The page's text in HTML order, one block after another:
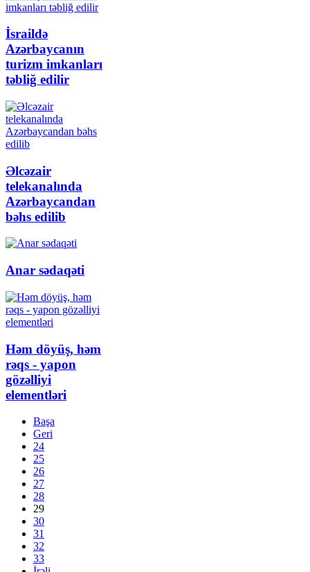
İsraildə
Azərbaycanın
turizm imkanları
təbliğ edilir
Əlcəzair
telekanalında
Azərbaycandan
bəhs edilib
Anar sədaqəti
Həm döyüş, həm
rəqs - yapon
gözəlliyi
elementləri
Başa
Geri
24
25
26
27
28
29
30
31
32
33